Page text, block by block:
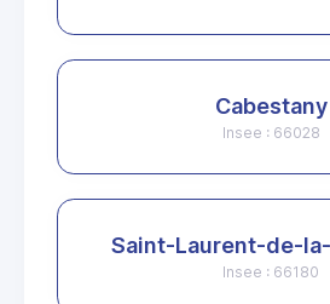
Cabestany
Insee : 66028
Saint-Laurent-de-
Insee : 66180